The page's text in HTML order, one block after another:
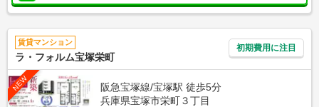
賃貸マンション
ラ・フォルム宝塚栄町
初期費用に注目
NEW
阪急宝塚線/宝塚駅 徒歩5分
兵庫県宝塚市栄町３丁目